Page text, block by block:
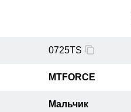
0725TS
MTFORCE
Мальчик